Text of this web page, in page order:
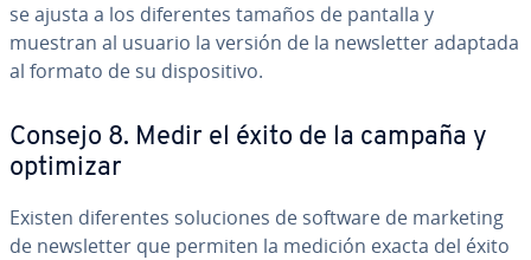
se ajusta a los di­fe­re­n­tes tamaños de pantalla y
muestran al usuario la versión de la ne­w­s­le­t­ter adaptada
al formato de su di­s­po­si­ti­vo.
Consejo 8. Medir el éxito de la campaña y
optimizar
Existen di­fe­re­n­tes so­lu­cio­nes de software de marketing
de ne­w­s­le­t­ter que permiten la medición exacta del éxito